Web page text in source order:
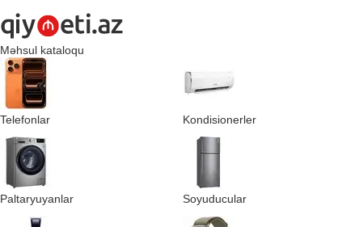
Məhsul kataloqu
Telefonlar Kondisionerler
Paltaryuyanlar Soyuducular